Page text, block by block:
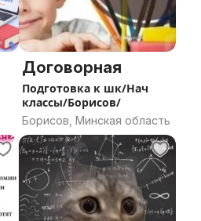
Договорная
Подготовка к шк/Нач
классы/Борисов/
Борисов, Минская область